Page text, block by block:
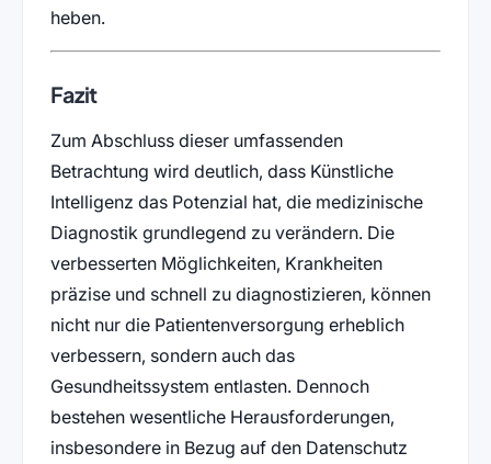
heben.
Fazit
Zum Abschluss dieser umfassenden
Betrachtung wird deutlich, dass Künstliche
Intelligenz das Potenzial hat, die medizinische
Diagnostik grundlegend zu verändern. Die
verbesserten Möglichkeiten, Krankheiten
präzise und schnell zu diagnostizieren, können
nicht nur die Patientenversorgung erheblich
verbessern, sondern auch das
Gesundheitssystem entlasten. Dennoch
bestehen wesentliche Herausforderungen,
insbesondere in Bezug auf den Datenschutz